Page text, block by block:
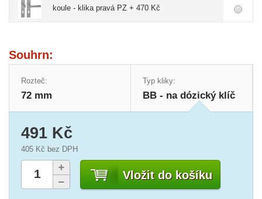
koule - klika pravá PZ + 470 Kč
Souhrn:
Rozteč:
72 mm
Typ kliky:
BB - na dózický klíč
Vložit do košíku
491 Kč
405 Kč bez DPH